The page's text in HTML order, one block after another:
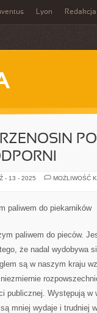
Lyon Redakcja
- 13 - 2025
MOŻLIWOŚĆ
paliwem do piekarników
paliwem do pieców.
że nadal wydobywa
są w naszym kraju
publicznej. Występują w
mniej wydaje i trudniej